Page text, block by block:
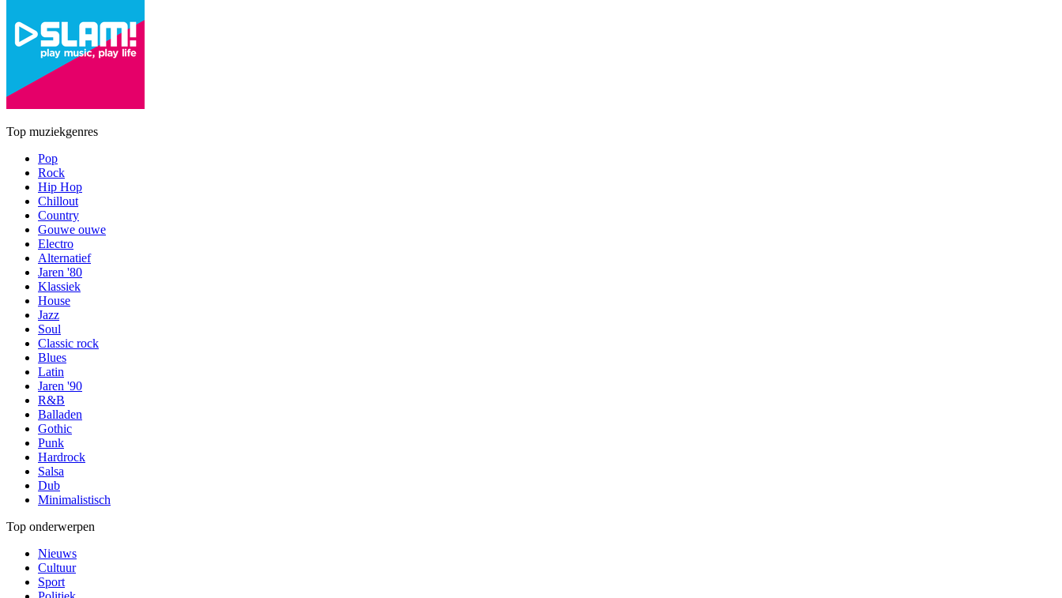
Top muziekgenres
Pop
Rock
Hip Hop
Chillout
Country
Gouwe ouwe
Electro
Alternatief
Jaren '80
Klassiek
House
Jazz
Soul
Classic rock
Blues
Latin
Jaren '90
R&B
Balladen
Gothic
Punk
Hardrock
Salsa
Dub
Minimalistisch
Top onderwerpen
Nieuws
Cultuur
Sport